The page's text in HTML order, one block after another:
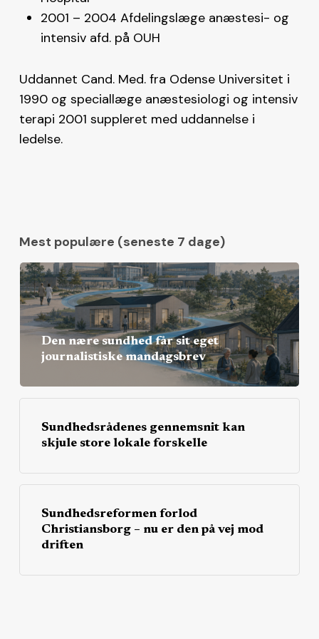
2001 – 2004 Afdelingslæge anæstesi- og
intensiv afd. på OUH
Uddannet Cand. Med. fra Odense Universitet i
1990 og speciallæge anæstesiologi og intensiv
terapi 2001 suppleret med uddannelse i
ledelse.
Mest populære (seneste 7 dage)
Den nære sundhed får sit eget
journalistiske mandagsbrev
Sundhedsrådenes gennemsnit kan
skjule store lokale forskelle
Sundhedsreformen forlod
Christiansborg – nu er den på vej mod
driften